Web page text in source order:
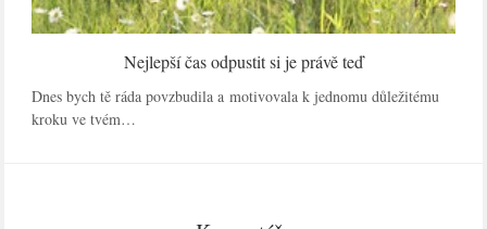
Nejlepší čas odpustit si je právě teď
Dnes bych tě ráda povzbudila a motivovala k jednomu důležitému
kroku ve tvém…